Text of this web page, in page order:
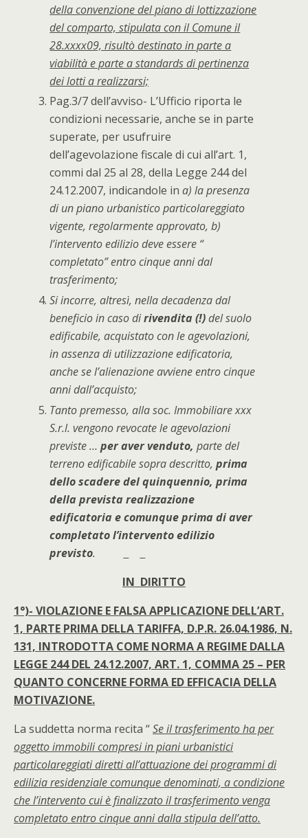
della convenzione del piano di lottizzazione
del comparto, stipulata con il Comune il
28.xxxx09, risultò destinato in parte a
viabilità e parte a standards di pertinenza
dei lotti a realizzarsi;
Pag.3/7 dell’avviso- L’Ufficio riporta le
condizioni necessarie, anche se in parte
superate, per usufruire
dell’agevolazione fiscale di cui all’art. 1,
commi dal 25 al 28, della Legge 244 del
24.12.2007, indicandole ina) la presenza
di un piano urbanistico particolareggiato
vigente, regolarmente approvato, b)
l’intervento edilizio deve essere “
completato” entro cinque anni dal
trasferimento;
Si incorre, altresì, nella decadenza dal
beneficio in caso dirivendita (!)del suolo
edificabile, acquistato con le agevolazioni,
in assenza di utilizzazione edificatoria,
anche se l’alienazione avviene entro cinque
anni dall’acquisto;
Tanto premesso, alla soc. Immobiliare xxx
S.r.l. vengono revocate le agevolazioni
previste …per aver venduto,parte del
terreno edificabile sopra descritto,prima
dello scadere del quinquennio, prima
della prevista realizzazione
edificatoria e comunque prima di aver
completato l’intervento edilizio
previsto.
IN DIRITTO
1°)- VIOLAZIONE E FALSA APPLICAZIONE DELL’ART.
1, PARTE PRIMA DELLA TARIFFA, D.P.R. 26.04.1986, N.
131, INTRODOTTA COME NORMA A REGIME DALLA
LEGGE 244 DEL 24.12.2007, ART. 1, COMMA 25 – PER
QUANTO CONCERNE FORMA ED EFFICACIA DELLA
MOTIVAZIONE.
La suddetta norma recita “Se il trasferimento ha per
oggetto immobili compresi in piani urbanistici
particolareggiati diretti all’attuazione dei programmi di
edilizia residenziale comunque denominati, a condizione
che l’intervento cui è finalizzato il trasferimento venga
completato entro cinque anni dalla stipula dell’atto.